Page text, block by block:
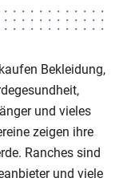
Bekleidung,
und vieles
zeigen ihre
Ranches sind
und viele